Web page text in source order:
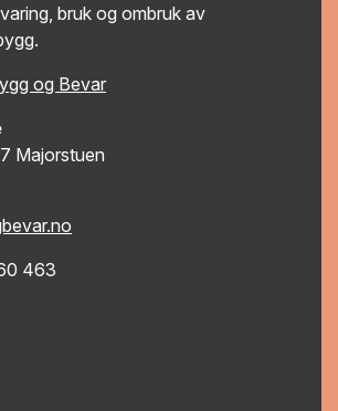
bruk og ombruk av
og Bevar
Majorstuen
463